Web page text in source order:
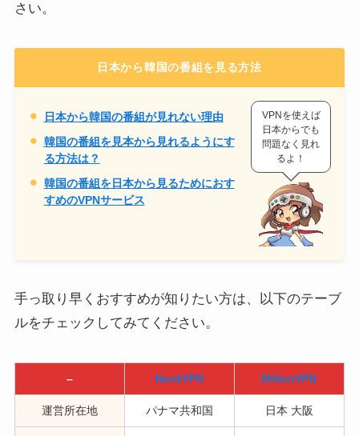
さい。
日本から韓国の番組を見る方法
日本から韓国の番組が見れない理由
韓国の番組を見本から見れるようにす
る方法は？
韓国の番組を日本から見るためにおす
すめのVPNサービス
VPNを使えば
日本からでも
問題なく見れ
るよ！
手っ取り早くおすすめが知りたい方は、以下のテーブ
ルをチェックしてみてください。
– NordVPN MillenVPN
運営所在地 パナマ共和国 日本 大阪